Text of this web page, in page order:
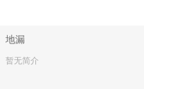
地漏
暂无简介